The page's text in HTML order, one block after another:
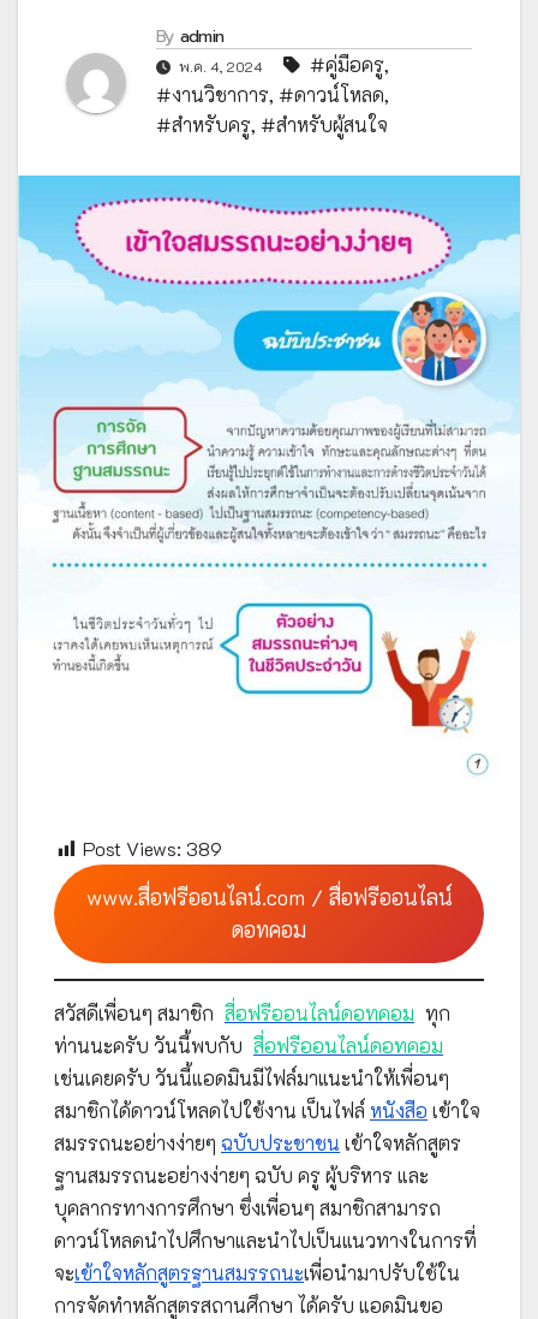
By admin
พ.ค. 4, 2024 #คู่มือครู,
#งานวิชาการ, #ดาวน์โหลด,
#สำหรับครู, #สำหรับผู้สนใจ
Post Views: 389
www.สื่อฟรีออนไลน์.com / สื่อฟรีออนไลน์
ดอทคอม
สวัสดีเพื่อนๆ สมาชิก สื่อฟรีออนไลน์ดอทคอม ทุก
ท่านนะครับ วันนี้พบกับ สื่อฟรีออนไลน์ดอทคอม
เช่นเคยครับ วันนี้แอดมินมีไฟล์มาแนะนำให้เพื่อนๆ
สมาชิกได้ดาวน์โหลดไปใช้งาน เป็นไฟล์ หนังสือ เข้าใจ
สมรรถนะอย่างง่ายๆ ฉบับประชาชน เข้าใจหลักสูตร
ฐานสมรรถนะอย่างง่ายๆ ฉบับ ครู ผู้บริหาร และ
บุคลากรทางการศึกษา ซึ่งเพื่อนๆ สมาชิกสามารถ
ดาวน์โหลดนำไปศึกษาและนำไปเป็นแนวทางในการที่
จะเข้าใจหลักสูตรฐานสมรรถนะเพื่อนำมาปรับใช้ใน
การจัดทำหลักสูตรสถานศึกษา ได้ครับ แอดมินขอ